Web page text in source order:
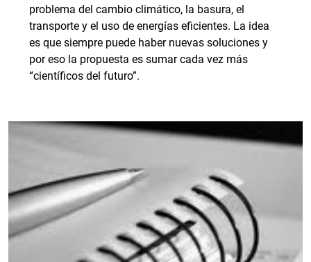
problema del cambio climático, la basura, el
transporte y el uso de energías eficientes. La idea
es que siempre puede haber nuevas soluciones y
por eso la propuesta es sumar cada vez más
“científicos del futuro”.